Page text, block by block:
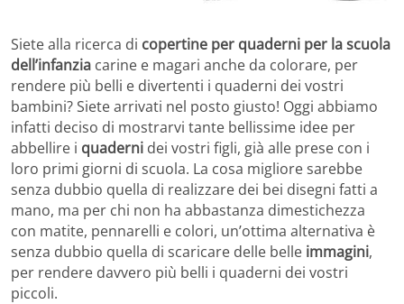
Siete alla ricerca di copertine per quaderni per la scuola
dell’infanzia carine e magari anche da colorare, per
rendere più belli e divertenti i quaderni dei vostri
bambini? Siete arrivati nel posto giusto! Oggi abbiamo
infatti deciso di mostrarvi tante bellissime idee per
abbellire i quaderni dei vostri figli, già alle prese con i
loro primi giorni di scuola. La cosa migliore sarebbe
senza dubbio quella di realizzare dei bei disegni fatti a
mano, ma per chi non ha abbastanza dimestichezza
con matite, pennarelli e colori, un’ottima alternativa è
senza dubbio quella di scaricare delle belle immagini,
per rendere davvero più belli i quaderni dei vostri
piccoli.